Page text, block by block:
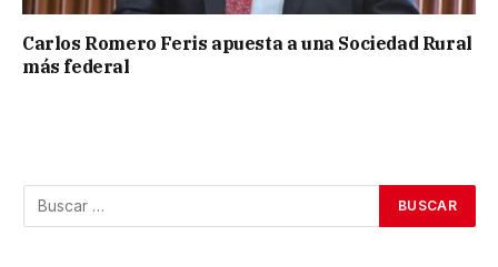
Carlos Romero Feris apuesta a una Sociedad Rural
más federal